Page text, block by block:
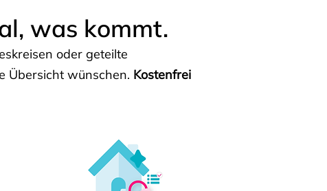
was kommt.
oder geteilte
Übersicht wünschen. Kostenfrei